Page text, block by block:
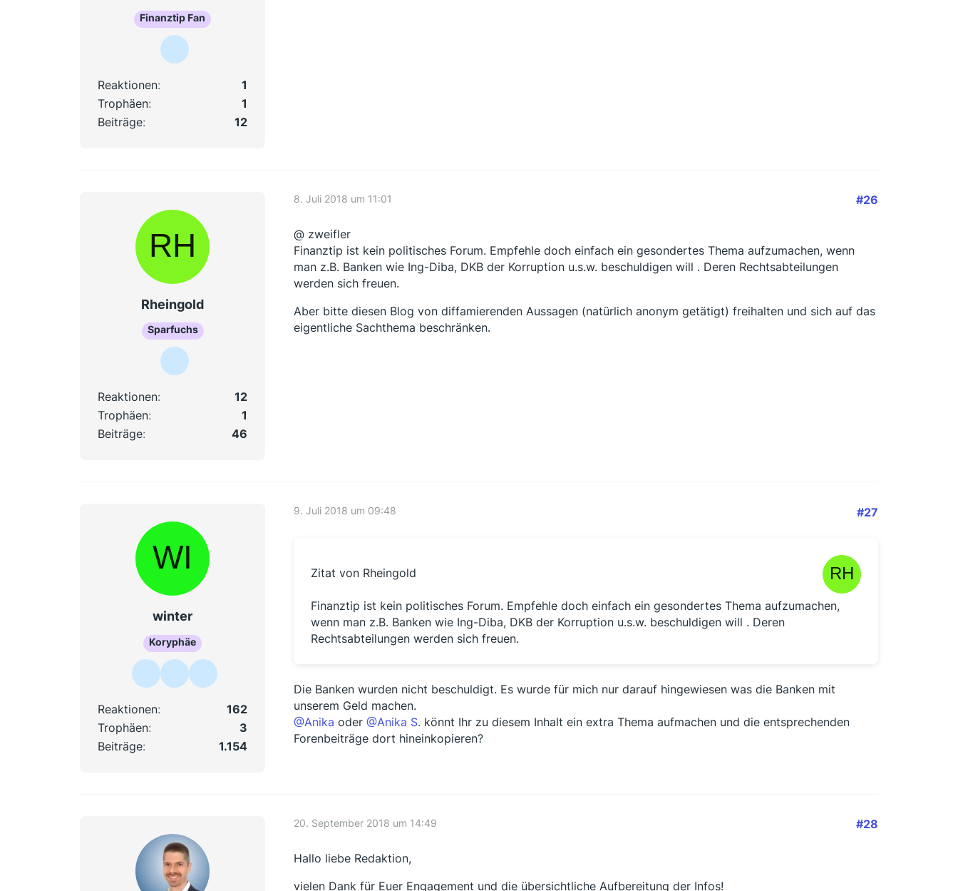
Finanztip Fan
Reaktionen
1
Trophäen
1
Beiträge
12
Rheingold
Sparfuchs
Reaktionen
12
Trophäen
1
Beiträge
46
8. Juli 2018 um 11:01 #26
@ zweifler
Finanztip ist kein politisches Forum. Empfehle doch einfach ein gesondertes Thema aufzumachen, wenn
man z.B. Banken wie Ing-Diba, DKB der Korruption u.s.w. beschuldigen will . Deren Rechtsabteilungen
werden sich freuen.
Aber bitte diesen Blog von diffamierenden Aussagen (natürlich anonym getätigt) freihalten und sich auf das
eigentliche Sachthema beschränken.
winter
Koryphäe
Reaktionen
162
Trophäen
3
Beiträge
1.154
9. Juli 2018 um 09:48 #27
Zitat von Rheingold
Finanztip ist kein politisches Forum. Empfehle doch einfach ein gesondertes Thema aufzumachen,
wenn man z.B. Banken wie Ing-Diba, DKB der Korruption u.s.w. beschuldigen will . Deren
Rechtsabteilungen werden sich freuen.
Die Banken wurden nicht beschuldigt. Es wurde für mich nur darauf hingewiesen was die Banken mit
unserem Geld machen.
@Anika oder @Anika S. könnt Ihr zu diesem Inhalt ein extra Thema aufmachen und die entsprechenden
Forenbeiträge dort hineinkopieren?
20. September 2018 um 14:49 #28
Hallo liebe Redaktion,
vielen Dank für Euer Engagement und die übersichtliche Aufbereitung der Infos!